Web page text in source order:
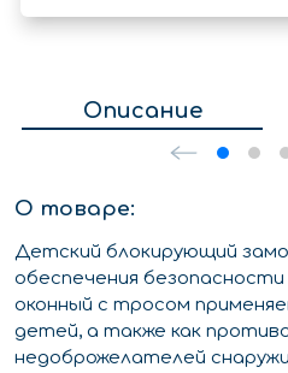
Описание
О товаре:
Детский блокирующий
обеспечения
оконный с тросом
детей, а также как
недоброжелателей